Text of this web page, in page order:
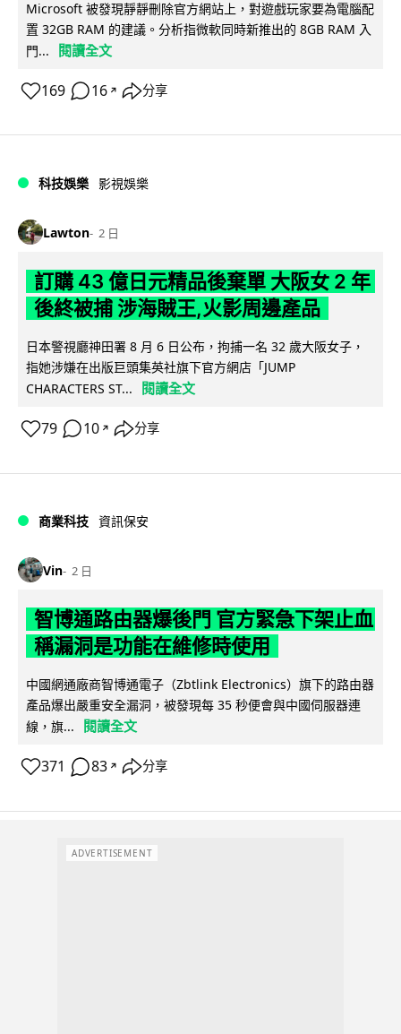
Microsoft 被發現靜靜刪除官方網站上，對遊戲玩家要為電腦配
置 32GB RAM 的建議。分析指微軟同時新推出的 8GB RAM 入
門...
閱讀全文
169 16 ↗ 分享
科技娛樂 影視娛樂
Lawton 2 日
訂購 43 億日元精品後棄單 大阪女 2 年
後終被捕 涉海賊王,火影周邊產品
日本警視廳神田署 8 月 6 日公布，拘捕一名 32 歲大阪女子，
指她涉嫌在出版巨頭集英社旗下官方網店「JUMP
CHARACTERS ST...
閱讀全文
79 10 ↗ 分享
商業科技 資訊保安
Vin 2 日
智博通路由器爆後門 官方緊急下架止血
稱漏洞是功能在維修時使用
中國網通廠商智博通電子（Zbtlink Electronics）旗下的路由器
產品爆出嚴重安全漏洞，被發現每 35 秒便會與中國伺服器連
線，旗...
閱讀全文
371 83 ↗ 分享
ADVERTISEMENT